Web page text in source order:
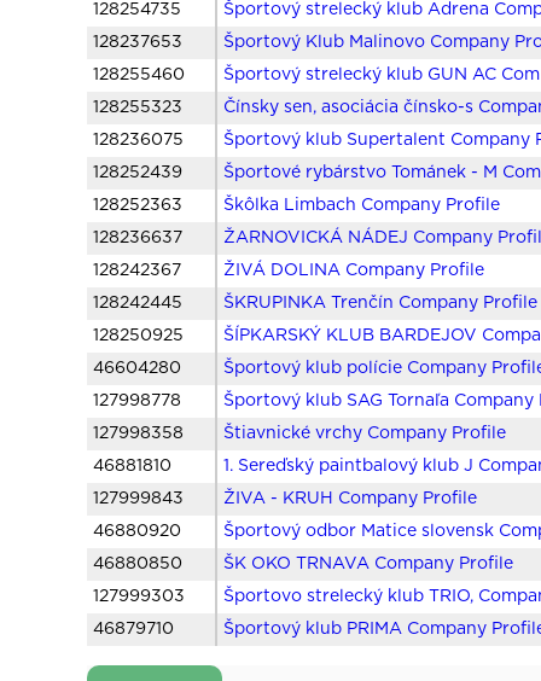
128254735
Športový strelecký klub Adrena
128237653
Športový Klub Malinovo Company
128255460
Športový strelecký klub GUN AC
128255323
Čínsky sen, asociácia čínsko-s
128236075
Športový klub Supertalent Company
128252439
Športové rybárstvo Tománek - M
128252363
Škôlka Limbach Company Profile
128236637
ŽARNOVICKÁ NÁDEJ Company
128242367
ŽIVÁ DOLINA Company Profile
128242445
ŠKRUPINKA Trenčín Company Profile
128250925
ŠÍPKARSKÝ KLUB BARDEJOV
46604280
Športový klub polície Company
127998778
Športový klub SAG Tornaľa Company
127998358
Štiavnické vrchy Company Profile
46881810
1. Sereďský paintbalový klub J
127999843
ŽIVA - KRUH Company Profile
46880920
Športový odbor Matice slovensk
46880850
ŠK OKO TRNAVA Company Profile
127999303
Športovo strelecký klub TRIO,
46879710
Športový klub PRIMA Company